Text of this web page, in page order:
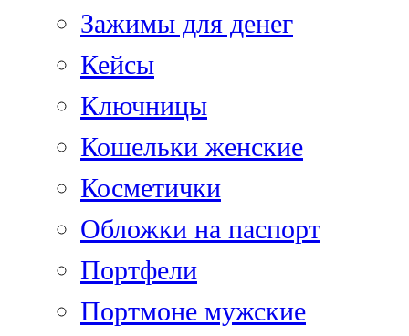
Зажимы для денег
Кейсы
Ключницы
Кошельки женские
Косметички
Обложки на паспорт
Портфели
Портмоне мужские